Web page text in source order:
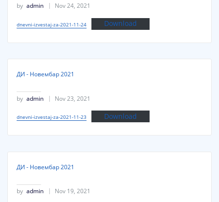
by admin Nov 24, 2021
dnevni-izvestaj-za-2021-11-24 Download
ДИ - Новембар 2021
by admin Nov 23, 2021
dnevni-izvestaj-za-2021-11-23 Download
ДИ - Новембар 2021
by admin Nov 19, 2021